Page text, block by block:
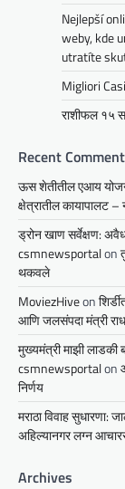
Nejlepší
weby, kde
utratíte
Migliori
राशीफल १५
Recent
ऊस शेतीतील एआय
क्षेत्रातील कायापालट
ड्रोन खाण सर्वेक्षण:
csmnewsportalon
थकवले
MoviezHiveon
आणि जलसंपदा मंत्री
मुख्यमंत्री माझी लाडकी
csmnewsportalon
निर्णय
मराठा विवाह
अहिल्यानगर लग्न
Archives